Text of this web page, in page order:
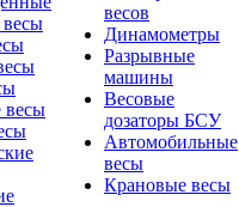
весов
Динамометры
Разрывные
машины
Весовые
дозаторы БСУ
Автомобильные
весы
Крановые весы